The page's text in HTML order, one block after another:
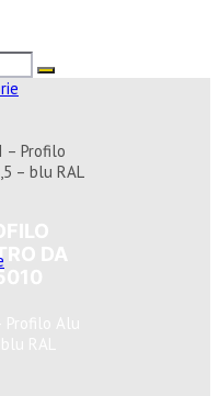
– Profilo
– blu RAL
DA